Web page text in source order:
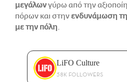
μεγάλωνγύρω από την
πόρων και στηνενδυνάμωση
με την πόλη.
LiFO Culture
58K FOLLOWERS